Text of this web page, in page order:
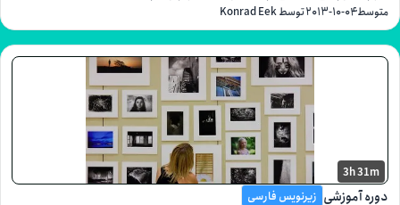
۲۰۱۳-۱۰-۰۴توسط Konrad Eek
زیرنویس فارسی